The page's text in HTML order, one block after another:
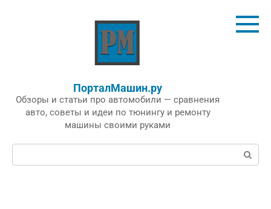
ПорталМашин.ру
Обзоры и статьи про автомобили — сравнения
авто, советы и идеи по тюнингу и ремонту
машины своими руками
Поиск: